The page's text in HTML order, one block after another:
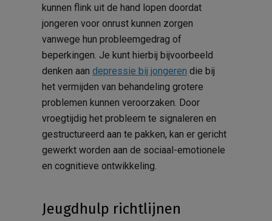
kunnen flink uit de hand lopen doordat
jongeren voor onrust kunnen zorgen
vanwege hun probleemgedrag of
beperkingen. Je kunt hierbij bijvoorbeeld
denken aan depressie bij jongeren die bij
het vermijden van behandeling grotere
problemen kunnen veroorzaken. Door
vroegtijdig het probleem te signaleren en
gestructureerd aan te pakken, kan er gericht
gewerkt worden aan de sociaal-emotionele
en cognitieve ontwikkeling.
Jeugdhulp richtlijnen